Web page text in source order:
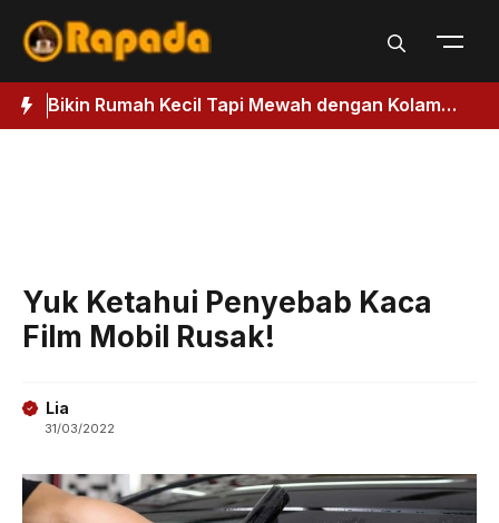
Bikin Rumah Kecil Tapi Mewah dengan Kolam
Renang, Ikuti Panduan Membuatnya
Yuk Ketahui Penyebab Kaca
Film Mobil Rusak!
Lia
31/03/2022